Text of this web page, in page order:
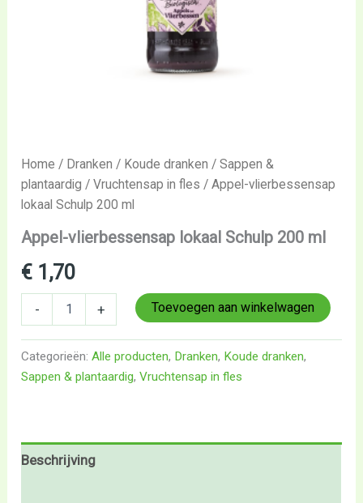
Home / Dranken / Koude dranken /Sappen &
plantaardig /Vruchtensap in fles / Appel-vlierbessensap
lokaal Schulp 200 ml
Appel-vlierbessensap lokaal Schulp 200 ml
€ 1,70
- + Toevoegen aan winkelwagen
Categorieën:Alle producten, Dranken, Koude dranken,
Sappen & plantaardig,Vruchtensap in fles
Beschrijving